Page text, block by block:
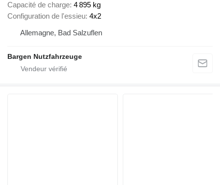
Capacité de charge 4 895 kg
Configuration de l'essieu 4x2
Allemagne, Bad Salzuflen
Bargen Nutzfahrzeuge